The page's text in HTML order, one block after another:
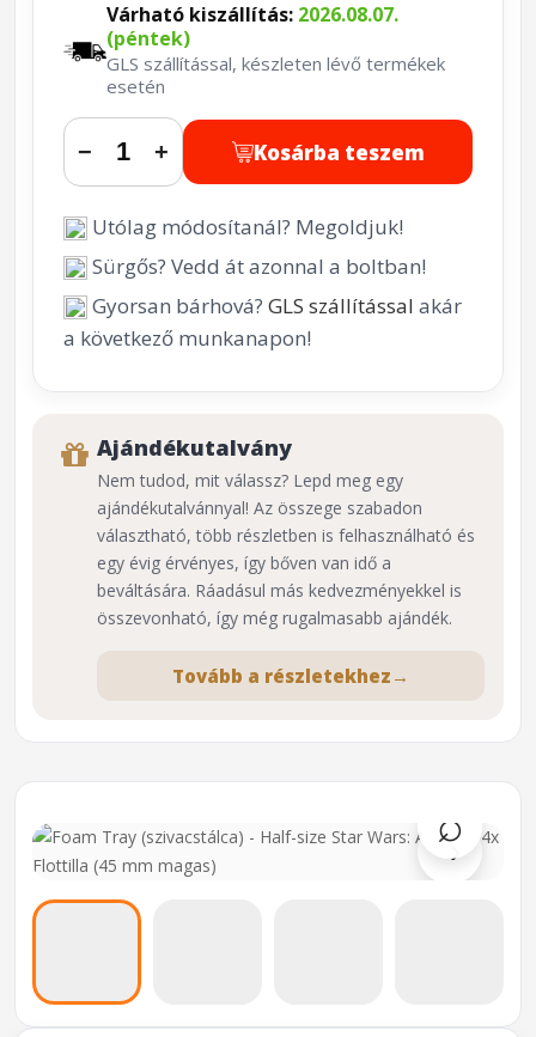
›
⌕
Várható kiszállítás: 2026.08.07.
(péntek)
GLS szállítással, készleten lévő termékek
esetén
− + Kosárba teszem
Utólag módosítanál? Megoldjuk!
Sürgős? Vedd át azonnal a boltban!
Gyorsan bárhová? GLS szállítással akár
a következő munkanapon!
Ajándékutalvány
Nem tudod, mit válassz? Lepd meg egy
ajándékutalvánnyal! Az összege szabadon
választható, több részletben is felhasználható és
egy évig érvényes, így bőven van idő a
beváltására. Ráadásul más kedvezményekkel is
összevonható, így még rugalmasabb ajándék.
Tovább a részletekhez →